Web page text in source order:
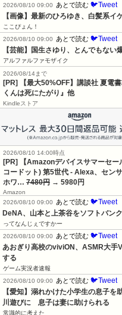
2026/08/10 09:00 あとで読む 🐦Tweet
【画像】最新のひろゆき、白髪系イ
ここぴょん！
2026/08/10 09:00 あとで読む 🐦Tweet
【芸能】国生さゆり、とんでもな
アルファルファモザイク
2026/08/14まで
[PR] 【最大50%OFF】講談社 夏電
くんは死にたがり』他
Kindleストア
2026/08/10 14:00時点
[PR] 【Amazonデバイスサマーセ
コードット) 第5世代 - Alexa、セン
ホワ… 7480円 → 5980円
Amazon
2026/08/10 09:00
あとで読む 🐦Tweet
DeNA、山本と上茶谷をソフトバン
ってなんじぇですかー
2026/08/10 09:00
あとで読む 🐦Tweet
あおぎり高校のviviON、ASMR大手
する
ゲーム実況者速報
2026/08/10 09:00
あとで読む 🐦Tweet
【愛知】溺れかけた小学生の息子
川遊びに　息子は妻に助けられる
常識的に考えた